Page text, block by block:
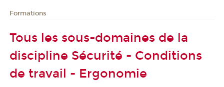
Formations
Tous les sous-domaines de la
discipline Sécurité - Conditions
de travail - Ergonomie